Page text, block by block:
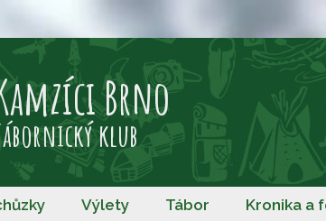
Brno
klub
Výlety Tábor Kronika a